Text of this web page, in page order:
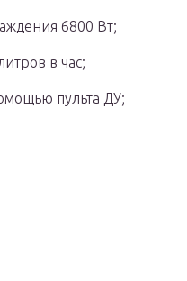
6800 Вт;
в час;
пульта ДУ;